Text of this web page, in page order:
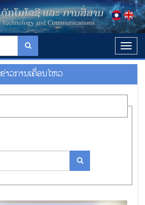
T
o
g
l
e
n
ຂ່າວການ​ເຄື່ອນ​ໄຫວ